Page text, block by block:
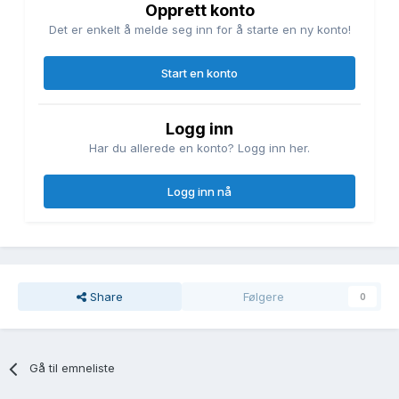
Opprett konto
Det er enkelt å melde seg inn for å starte en ny konto!
Start en konto
Logg inn
Har du allerede en konto? Logg inn her.
Logg inn nå
Share Følgere 0
Gå til emneliste